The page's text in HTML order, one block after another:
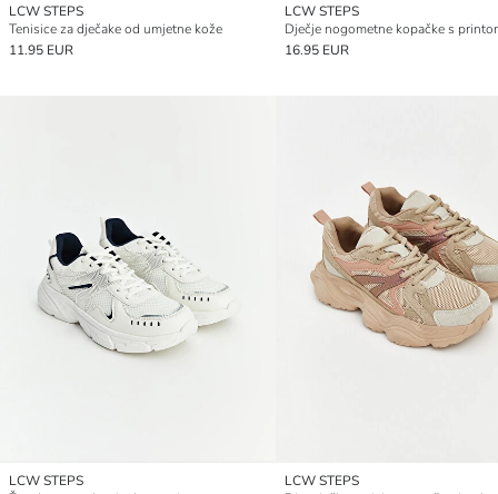
LCW STEPS
Tenisice za dječake od umjetne kože
11.95 EUR
LCW STEPS
Dječje nogometne kopačke s
16.95 EUR
LCW STEPS
LCW STEPS